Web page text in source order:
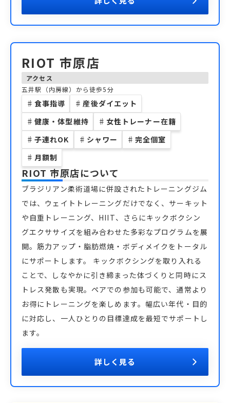
RIOT 市原店
アクセス
五井駅（内房線）から徒歩5分
♯ 食事指導 ♯ 産後ダイエット
♯ 健康・体型維持 ♯ 女性トレーナー在籍
♯ 子連れOK ♯ シャワー ♯ 完全個室
♯ 月額制
RIOT 市原店について
ブラジリアン柔術道場に併設されたトレーニングジム
では、ウェイトトレーニングだけでなく、サーキット
や自重トレーニング、HIIT、さらにキックボクシン
グエクササイズを組み合わせた多彩なプログラムを展
開。筋力アップ・脂肪燃焼・ボディメイクをトータル
にサポートします。 キックボクシングを取り入れる
ことで、しなやかに引き締まった体づくりと同時にス
トレス発散も実現。ペアでの参加も可能で、通常より
お得にトレーニングを楽しめます。幅広い年代・目的
に対応し、一人ひとりの目標達成を最短でサポートし
ます。
詳しく見る